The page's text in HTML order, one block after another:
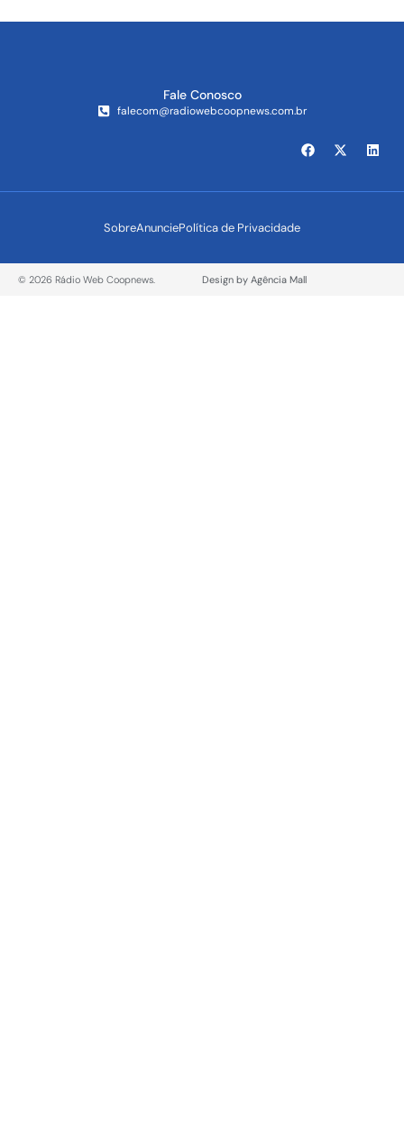
Fale Conosco
falecom@radiowebcoopnews.com.br
SobreAnunciePolítica de Privacidade
© 2026 Rádio Web Coopnews. Design by Agência Mall